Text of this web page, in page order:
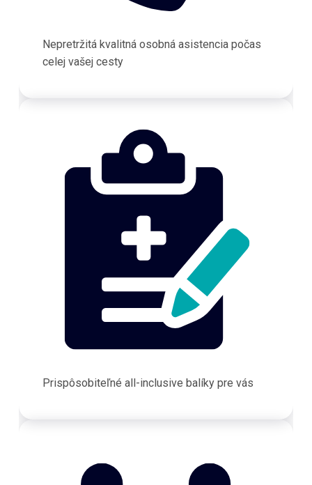
Nepretržitá kvalitná osobná asistencia počas
celej vašej cesty
Prispôsobiteľné all-inclusive balíky pre vás